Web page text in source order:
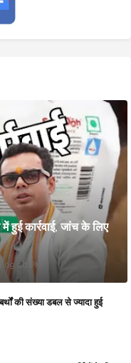
हुई कार्रवाई, जांच के लिए
PM
की संख्या डबल से ज्यादा हुई